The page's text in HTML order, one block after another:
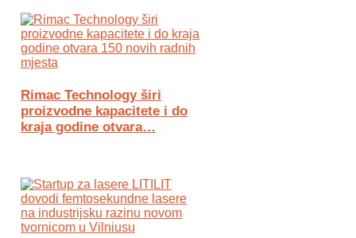
Rimac Technology širi
proizvodne kapacitete i do
kraja godine otvara…